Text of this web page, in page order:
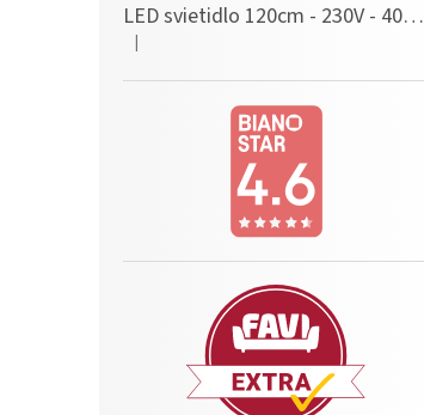
LED svietidlo 120cm - 230V - 40W - IP20 - neutrálna biela
Hodnotenie produktu je 5 z 5 hviezdičiek.
|